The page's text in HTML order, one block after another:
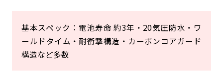
基本スペック：電池寿命 約3年・20気圧防水・ワ
ールドタイム・耐衝撃構造・カーボンコアガード
構造など多数